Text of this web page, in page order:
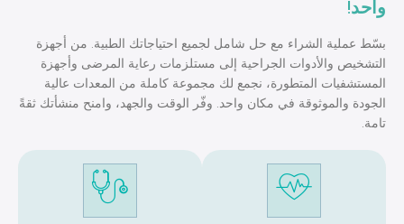
واحد!
بسّط عملية الشراء مع حل شامل لجميع احتياجاتك الطبية. من أجهزة
التشخيص والأدوات الجراحية إلى مستلزمات رعاية المرضى وأجهزة
المستشفيات المتطورة، نجمع لك مجموعة كاملة من المعدات عالية
الجودة والموثوقة في مكان واحد. وفّر الوقت والجهد، وامنح منشأتك ثقةً